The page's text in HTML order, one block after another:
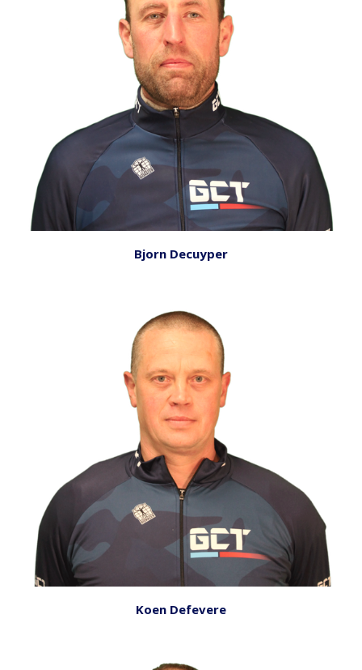
Bjorn Decuyper
Koen Defevere